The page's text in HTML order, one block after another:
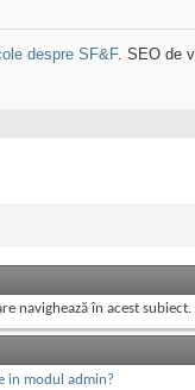
despre SF&F. SEO de
navighează în acest subiect.
in modul admin?